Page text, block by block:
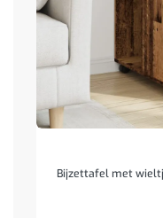
Bijzettafel met